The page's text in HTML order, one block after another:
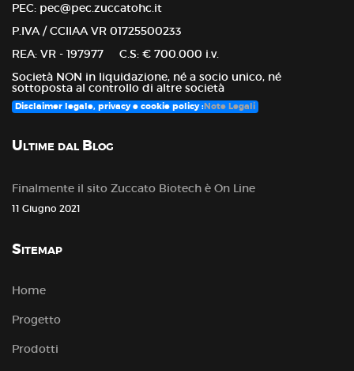
PEC: pec@pec.zuccatohc.it
P.IVA / CCIIAA VR 01725500233
REA: VR - 197977 C.S: € 700.000 i.v.
Società NON in liquidazione, né a socio unico, né
sottoposta al controllo di altre società
Disclaimer legale, privacy e cookie policy :Note Legali
Ultime dal Blog
Finalmente il sito Zuccato Biotech è On Line
11 Giugno 2021
Sitemap
Home
Progetto
Prodotti